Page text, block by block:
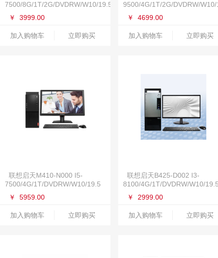
7500/8G/1T/2G/DVDRW/W10/19.5
￥
3999.00
加入购物车 立即购买
9500/4G/1T/2G/DVDRW/
￥
4699.00
加入购物车 立即购买
联想启天M410-N000 I5-
7500/4G/1T/DVDRW/W10/19.5
￥
5959.00
加入购物车 立即购买
联想启天B425-D002 I3-
8100/4G/1T/DVDRW/W10/
￥
2999.00
加入购物车 立即购买